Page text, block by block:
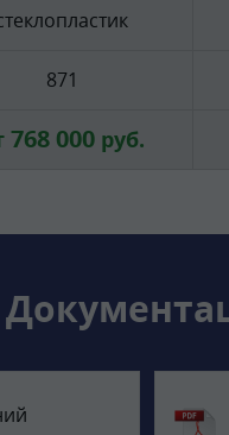
871
768 000руб.